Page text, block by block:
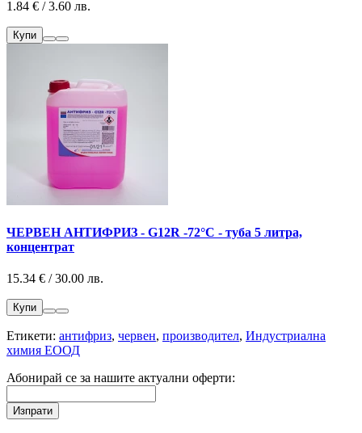
1.84 € / 3.60 лв.
Купи
ЧЕРВЕН АНТИФРИЗ - G12R -72°C - туба 5 литра,
концентрат
15.34 € / 30.00 лв.
Купи
Етикети: антифриз, червен, производител, Индустриална
химия ЕООД
Абонирай се за нашите актуални оферти: